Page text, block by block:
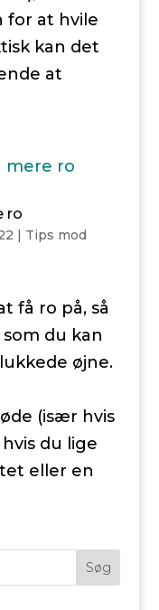
for at hvile
kan det
at
ro
| Tips mod
få ro på, så
du kan
øjne.
(især hvis
du lige
eller en